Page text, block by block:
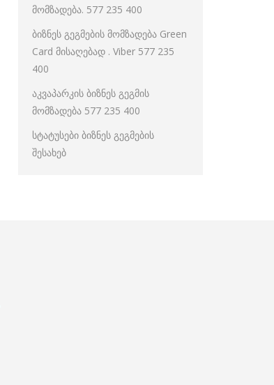
მომზადება. 577 235 400
ბიზნეს გეგმების მომზადება Green
Card მისაღებად . Viber 577 235
400
აკვაპარკის ბიზნეს გეგმის
მომზადება 577 235 400
სტატუსები ბიზნეს გეგმების
შესახებ